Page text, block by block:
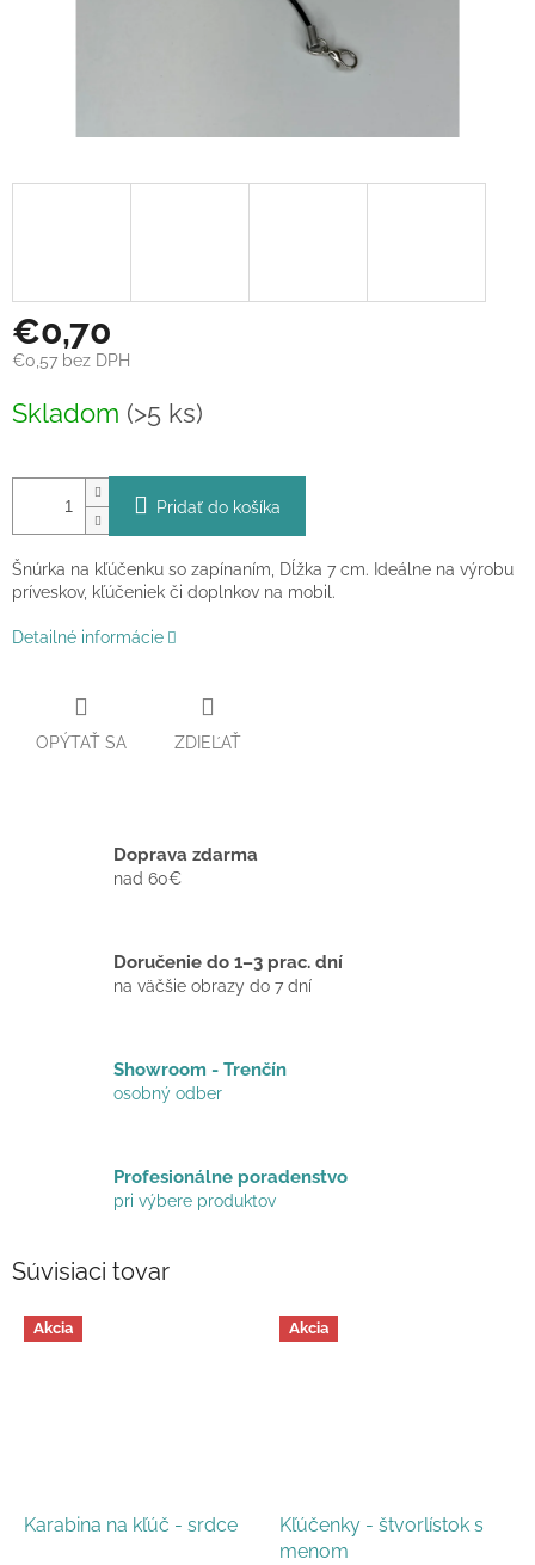
€0,70
€0,57 bez DPH
cena:
Skladom (>5 ks)
Pridať do košíka
Šnúrka na kľúčenku so zapínaním, Dĺžka 7 cm. Ideálne na výrobu
príveskov, kľúčeniek či doplnkov na mobil.
Detailné informácie
OPÝTAŤ SA ZDIEĽAŤ
Doprava zdarma
nad 60€
Doručenie do 1–3 prac. dní
na väčšie obrazy do 7 dní
Showroom - Trenčín
osobný odber
Profesionálne poradenstvo
pri výbere produktov
Súvisiaci tovar
Akcia
Karabina na kľúč - srdce
Akcia
Kľúčenky - štvorlístok s
menom